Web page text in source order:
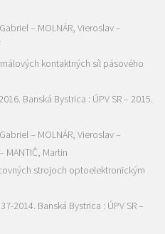
– MOLNÁR, Vieroslav –
kontaktných síl pásového
Banská Bystrica : ÚPV SR – 2015.
– MOLNÁR, Vieroslav –
MANTIČ, Martin
strojoch optoelektronickým
2014. Banská Bystrica : ÚPV SR –